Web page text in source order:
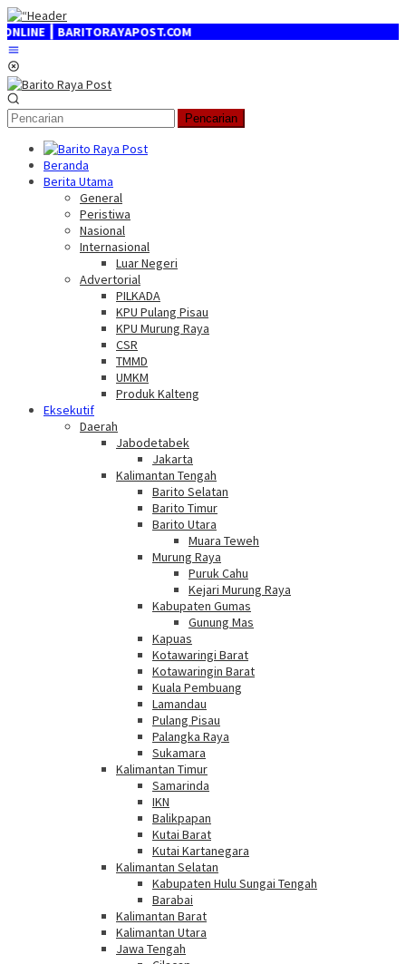
Loncat
ke
konten
Pencarian
Beranda
Berita Utama
General
Peristiwa
Nasional
Internasional
Luar Negeri
Advertorial
PILKADA
KPU Pulang Pisau
KPU Murung Raya
CSR
TMMD
UMKM
Produk Kalteng
Eksekutif
Daerah
Jabodetabek
Jakarta
Kalimantan Tengah
Barito Selatan
Barito Timur
Barito Utara
Muara Teweh
Murung Raya
Puruk Cahu
Kejari Murung Raya
Kabupaten Gumas
Gunung Mas
Kapuas
Kotawaringi Barat
Kotawaringin Barat
Kuala Pembuang
Lamandau
Pulang Pisau
Palangka Raya
Sukamara
Kalimantan Timur
Samarinda
IKN
Balikpapan
Kutai Barat
Kutai Kartanegara
Kalimantan Selatan
Kabupaten Hulu Sungai Tengah
Barabai
Kalimantan Barat
Kalimantan Utara
Jawa Tengah